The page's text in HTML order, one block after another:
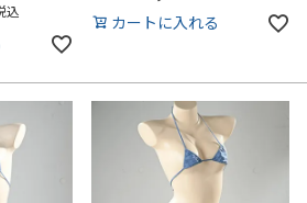
込
カートに入れる